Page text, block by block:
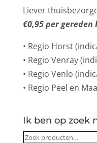
Liever
€0,95 per gereden
• Regio Horst
• Regio Venray
• Regio Venlo
• Regio Peel en
Ik ben op zoek
Zoeken